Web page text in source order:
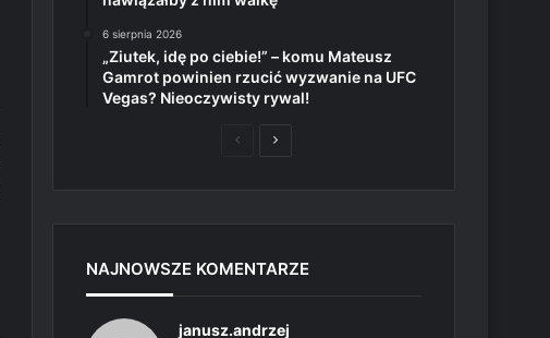
6 sierpnia 2026
„Ziutek, idę po ciebie!” – komu Mateusz
Gamrot powinien rzucić wyzwanie na UFC
Vegas? Nieoczywisty rywal!
PoprzedniaNastępna
NAJNOWSZE KOMENTARZE
janusz.andrzej